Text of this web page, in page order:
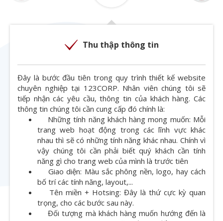
Thu thập thông tin
Đây là bước đầu tiên trong quy trình thiết kế website
chuyên nghiệp tại 123CORP. Nhân viên chúng tôi sẽ
tiếp nhận các yêu cầu, thông tin của khách hàng. Các
thông tin chúng tôi cần cung cấp đó chính là:
Những tính năng khách hàng mong muốn: Mỗi
trang web hoạt động trong các lĩnh vực khác
nhau thì sẽ có những tính năng khác nhau. Chính vì
vậy chúng tôi cần phải biết quý khách cần tính
năng gì cho trang web của mình là trước tiên
Giao diện: Màu sắc phông nền, logo, hay cách
bố trí các tính năng, layout,...
Tên miền + Hotsing: Đây là thứ cực kỳ quan
trọng, cho các bước sau này.
Đối tượng mà khách hàng muốn hướng đến là